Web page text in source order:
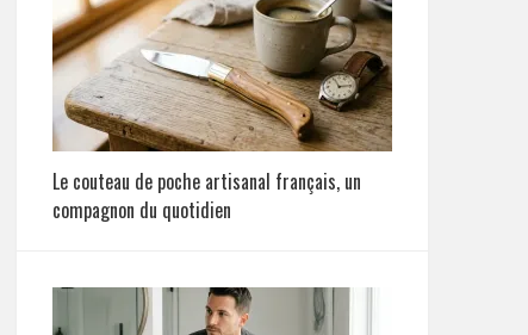
Le couteau de poche artisanal français, un
compagnon du quotidien